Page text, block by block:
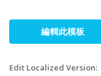
編輯此模板
Edit Localized Version: